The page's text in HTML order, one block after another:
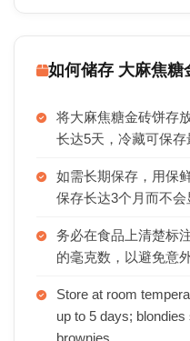
如何储存 大麻焦糖
将大麻焦糖金砖饼存
长达5天，冷藏可保存
如需长期保存，用保
保存长达3个月而不会
务必在食品上清楚标
的毫克数，以避免意
Store at room
up to 5 days;